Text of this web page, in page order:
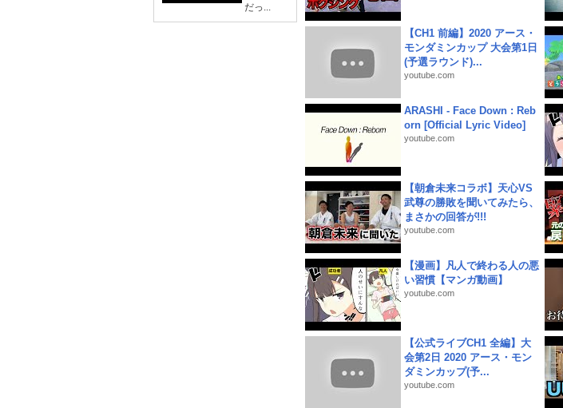
だっ...
【CH1 前編】2020 アース・
モンダミンカップ 大会第1日
(予選ラウンド)...
youtube.com
ARASHI - Face Down : Reb
orn [Official Lyric Video]
youtube.com
【朝倉未来コラボ】天心VS
武尊の勝敗を聞いてみたら、
まさかの回答が!!!
youtube.com
【漫画】凡人で終わる人の悪
い習慣【マンガ動画】
youtube.com
【公式ライブCH1 全編】大
会第2日 2020 アース・モン
ダミンカップ(予...
youtube.com